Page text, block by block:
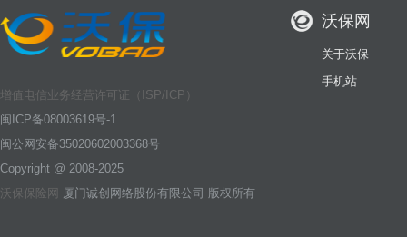
增值电信业务经营许可证（ISP/ICP）
闽ICP备08003619号-1
闽公网安备35020602003368号
Copyright @ 2008-2025
沃保保险网 厦门诚创网络股份有限公司 版权所有
沃保网
关于沃保
手机站